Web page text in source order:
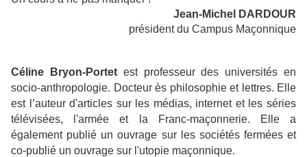
Jean-Michel DARDOUR
président du Campus Maçonnique
Céline Bryon-Portet est professeur des universités en
socio-anthropologie. Docteur ès philosophie et lettres. Elle
est l’auteur d'articles sur les médias, internet et les séries
télévisées, l'armée et la Franc-maçonnerie. Elle a
également publié un ouvrage sur les sociétés fermées et
co-publié un ouvrage sur l'utopie maçonnique.